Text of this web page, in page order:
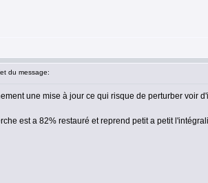
du message:
une mise à jour ce qui risque de perturber voir
est a 82% restauré et reprend petit a petit